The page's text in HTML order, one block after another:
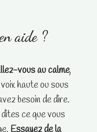
aide ?
vous au calme,
haute ou sous
besoin de dire.
ce que vous